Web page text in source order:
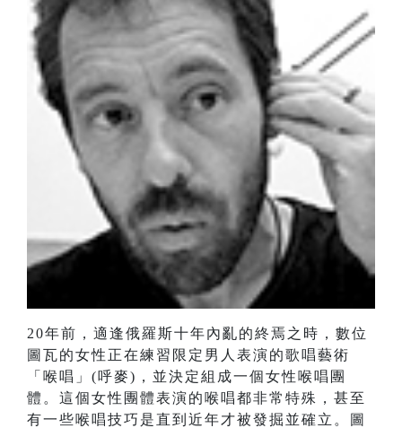
20年前，適逢俄羅斯十年內亂的終焉之時，數位
圖瓦的女性正在練習限定男人表演的歌唱藝術
「喉唱」(呼麥)，並決定組成一個女性喉唱團
體。這個女性團體表演的喉唱都非常特殊，甚至
有一些喉唱技巧是直到近年才被發掘並確立。圖